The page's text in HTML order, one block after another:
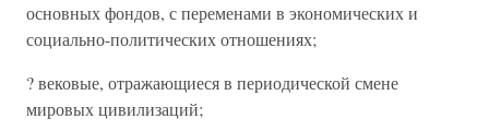
основных фондов, с переменами в экономических и
социально-политических отношениях;
? вековые, отражающиеся в периодической смене
мировых цивилизаций;